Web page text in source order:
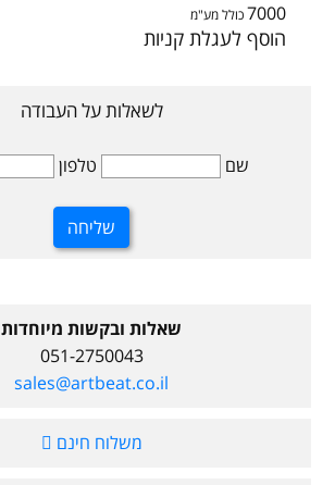
7000כולל מע"מ
הוסף לעגלת קניות
לשאלות על העבודה
שם טלפון
שאלות ובקשות מיוחדות
051-2750043
sales@artbeat.co.il
משלוח חינם